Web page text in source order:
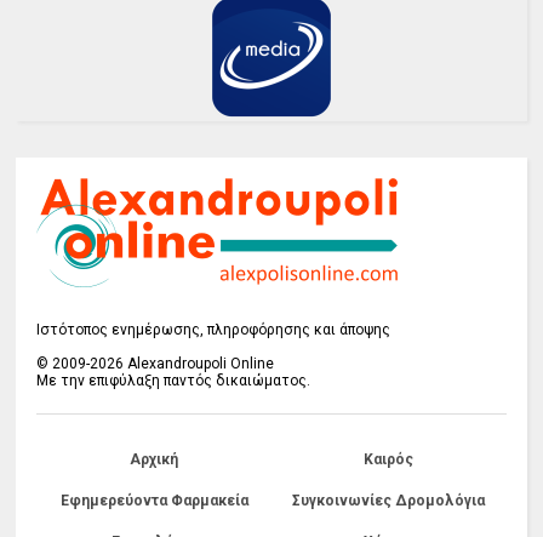
Ιστότοπος ενημέρωσης, πληροφόρησης και άποψης
© 2009-2026 Alexandroupoli Online
Με την επιφύλαξη παντός δικαιώματος.
Αρχική Καιρός
Εφημερεύοντα Φαρμακεία Συγκοινωνίες Δρομολόγια